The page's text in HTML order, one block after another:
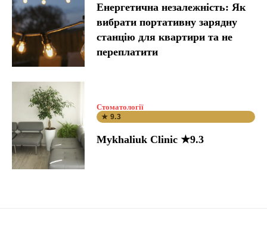
Енергетична незалежність: Як
вибрати портативну зарядну
станцію для квартири та не
переплатити
Стоматології
★ 9.3
Mykhaliuk Clinic ★9.3